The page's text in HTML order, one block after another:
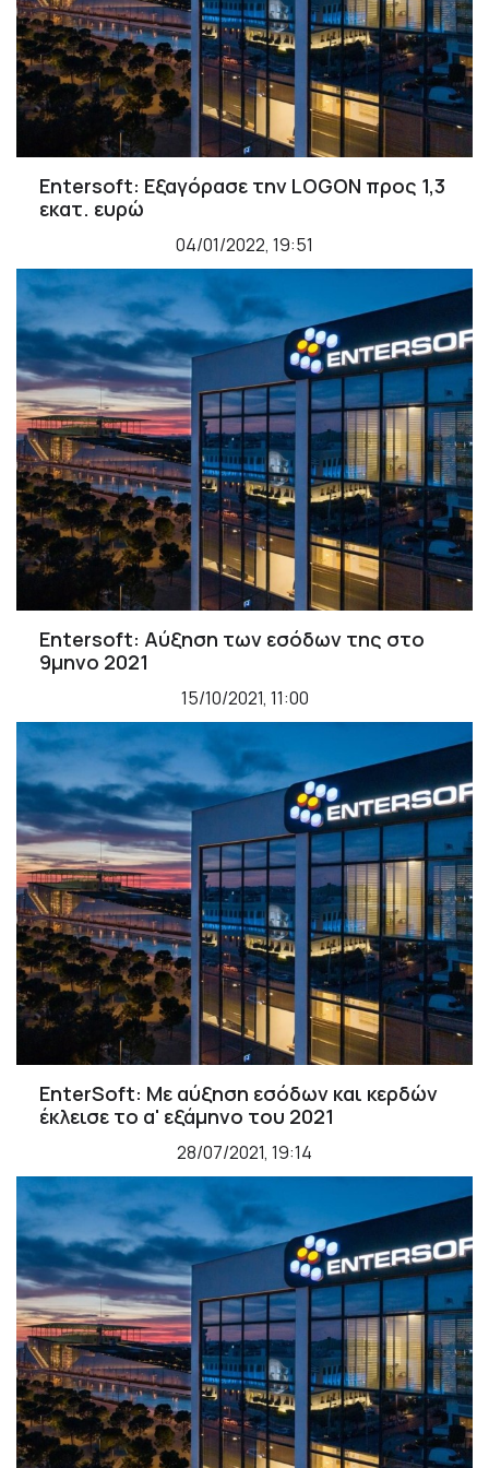
Entersoft: Εξαγόρασε την LOGON προς 1,3
εκατ. ευρώ
04/01/2022, 19:51
Entersoft: Αύξηση των εσόδων της στο
9μηνο 2021
15/10/2021, 11:00
EnterSoft: Με αύξηση εσόδων και κερδών
έκλεισε το α' εξάμηνο του 2021
28/07/2021, 19:14